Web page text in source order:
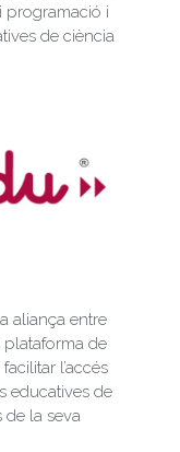
programació i
de ciència
aliança entre
de
l’accés
educatives de
de la seva